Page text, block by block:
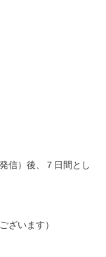
信）後、７日間とし
ざいます）